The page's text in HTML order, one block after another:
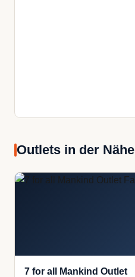
Outlets in der Nähe
7 for all Mankind Outlet